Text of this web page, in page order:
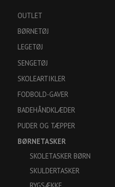
OUTLET
BØRNETØJ
LEGETØJ
SENGETØJ
SKOLEARTIKLER
FODBOLD-GAVER
BADEHÅNDKLÆDER
PUDER OG TÆPPER
BØRNETASKER
SKOLETASKER BØRN
SKULDERTASKER